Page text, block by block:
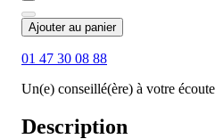
Ajouter au panier
01 47 30 08 88
Un(e) conseillé(ère) à votre
Description